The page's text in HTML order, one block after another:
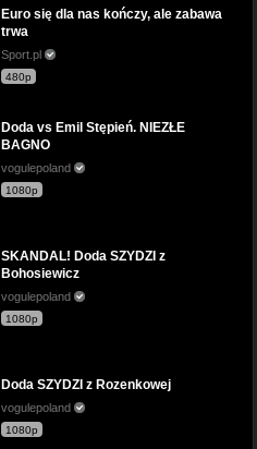
Euro się dla nas kończy, ale zabawa
trwa
Sport.pl
480p
Doda vs Emil Stępień. NIEZŁE
BAGNO
vogulepoland
1080p
SKANDAL! Doda SZYDZI z
Bohosiewicz
vogulepoland
1080p
Doda SZYDZI z Rozenkowej
vogulepoland
1080p